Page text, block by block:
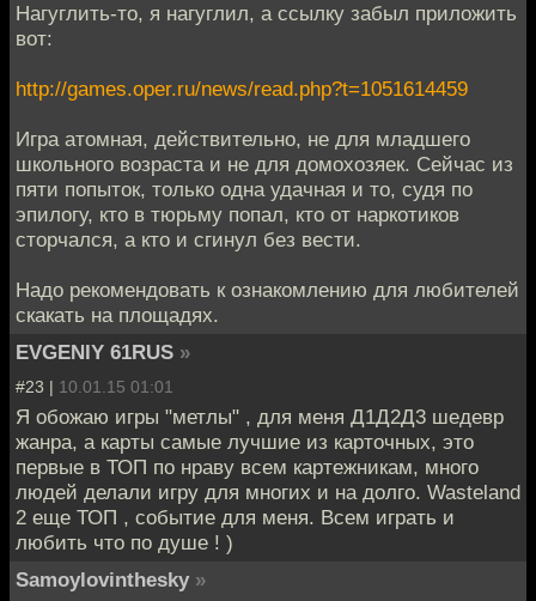
Нагуглить-то, я нагуглил, а ссылку забыл приложить
вот:
http://games.oper.ru/news/read.php?t=1051614459
Игра атомная, действительно, не для младшего
школьного возраста и не для домохозяек. Сейчас из
пяти попыток, только одна удачная и то, судя по
эпилогу, кто в тюрьму попал, кто от наркотиков
сторчался, а кто и сгинул без вести.
Надо рекомендовать к ознакомлению для любителей
скакать на площадях.
EVGENIY 61RUS »
#23 | 10.01.15 01:01
Я обожаю игры "метлы" , для меня Д1Д2Д3 шедевр
жанра, а карты самые лучшие из карточных, это
первые в ТОП по нраву всем картежникам, много
людей делали игру для многих и на долго. Wasteland
2 еще ТОП , событие для меня. Всем играть и
любить что по душе ! )
Samoylovinthesky »